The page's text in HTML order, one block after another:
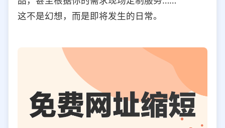
这不是幻想，而是即将发生的日常。